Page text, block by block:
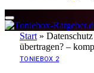
Start »
übertragen? –
TONIEBOX 2